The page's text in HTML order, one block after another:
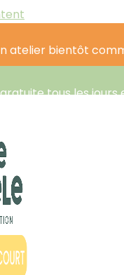
atelier bientôt
tous les jours